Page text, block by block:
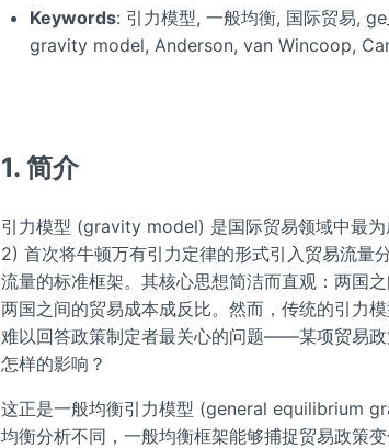
Keywords: 引力模型, 一般均衡, 国际贸易,
gravity model, Anderson, van Wincoop,
1. 简介
引力模型 (gravity model) 是国际贸易领域中最
2) 首次将牛顿万有引力定律的形式引入贸易流量
流量的标准框架。其核心思想简洁而直观：两国
两国之间的贸易成本成反比。然而，传统的引力
难以回答政策制定者最关心的问题——某项贸易
怎样的影响？
这正是一般均衡引力模型 (general equilibrium
均衡分析不同，一般均衡框架能够捕捉贸易政策